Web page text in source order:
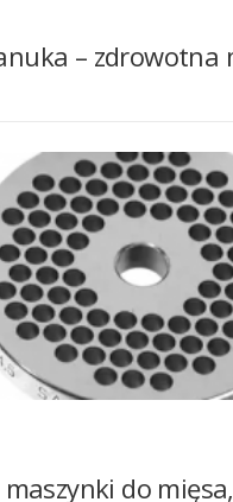
– zdrowotna
do